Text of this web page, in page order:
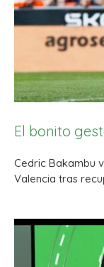
El bonito
Cedric Bakambu
Valencia tras